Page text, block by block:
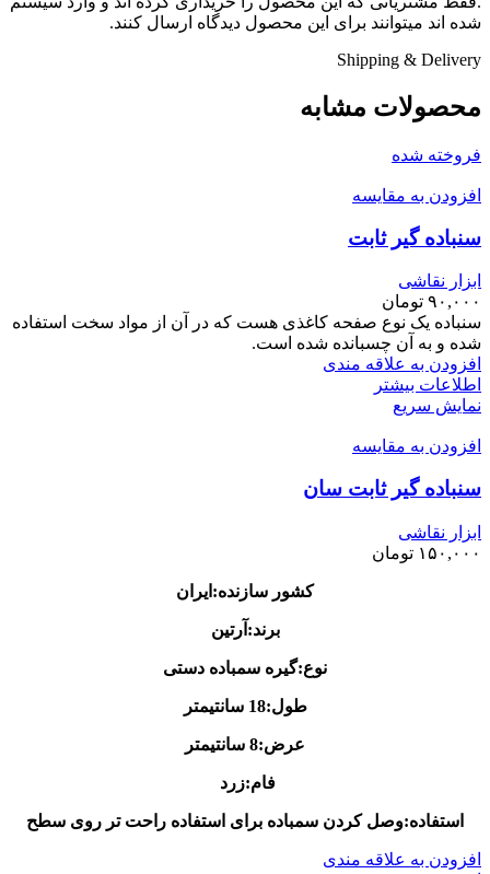
شده اند میتوانند برای این محصول دیدگاه ارسال کنند.
Shipping & Delivery
محصولات مشابه
فروخته شده
افزودن به مقایسه
سنباده گیر ثابت
ابزار نقاشی
۹۰,۰۰۰ تومان
سنباده یک نوع صفحه کاغذی هست که در آن از مواد سخت استفاده
شده و به آن چسبانده شده است.
افزودن به علاقه مندی
اطلاعات بیشتر
نمایش سریع
افزودن به مقایسه
سنباده گیر ثابت سان
ابزار نقاشی
۱۵۰,۰۰۰ تومان
کشور سازنده:ایران
برند:آرتین
نوع:گیره سمباده دستی
طول:18 سانتیمتر
عرض:8 سانتیمتر
فام:زرد
استفاده:وصل کردن سمباده برای استفاده راحت تر روی سطح
افزودن به علاقه مندی